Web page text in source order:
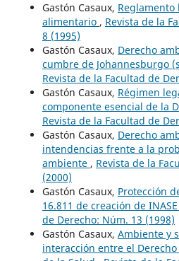
Gastón Casaux,
alimentario , Revista de la
8 (1995)
Gastón Casaux, Derecho
cumbre de Johannesburgo
Revista de la Facultad de
Gastón Casaux, Régimen
componente esencial de la
Revista de la Facultad de
Gastón Casaux, Derecho
intendencias frente a la
ambiente , Revista de la
(2000)
Gastón Casaux, Protección
16.811 de creación de INASE
de Derecho: Núm. 13 (1998)
Gastón Casaux, Ambiente y
interacción entre el